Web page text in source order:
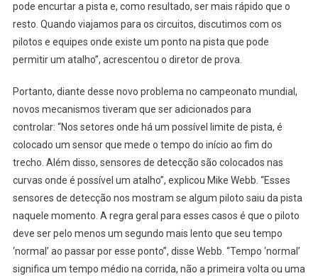
pode encurtar a pista e, como resultado, ser mais rápido que o
resto. Quando viajamos para os circuitos, discutimos com os
pilotos e equipes onde existe um ponto na pista que pode
permitir um atalho”, acrescentou o diretor de prova.
Portanto, diante desse novo problema no campeonato mundial,
novos mecanismos tiveram que ser adicionados para
controlar: “Nos setores onde há um possível limite de pista, é
colocado um sensor que mede o tempo do início ao fim do
trecho. Além disso, sensores de detecção são colocados nas
curvas onde é possível um atalho”, explicou Mike Webb. “Esses
sensores de detecção nos mostram se algum piloto saiu da pista
naquele momento. A regra geral para esses casos é que o piloto
deve ser pelo menos um segundo mais lento que seu tempo
‘normal’ ao passar por esse ponto”, disse Webb. “Tempo ‘normal’
significa um tempo médio na corrida, não a primeira volta ou uma